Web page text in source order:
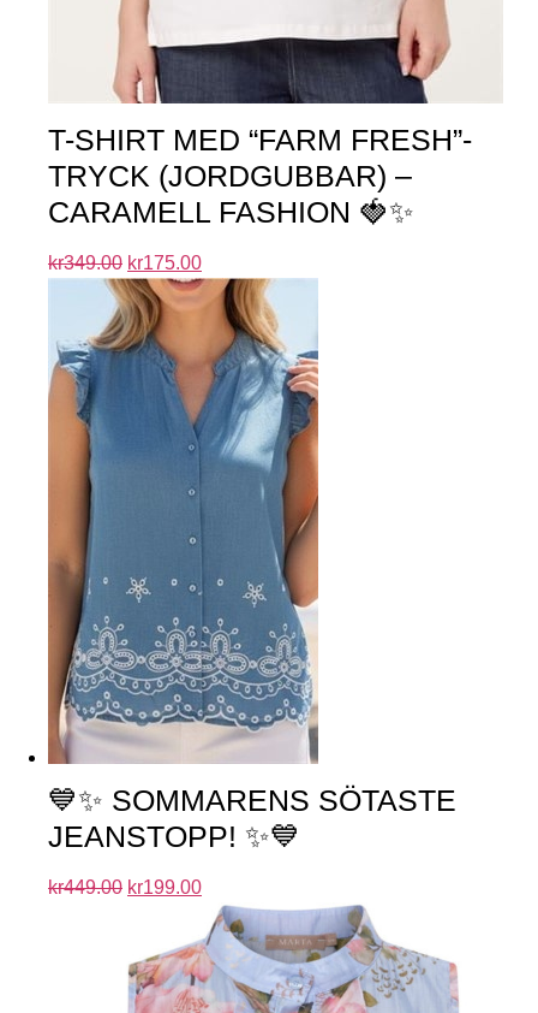
T-SHIRT MED “FARM FRESH”-
TRYCK (JORDGUBBAR) –
CARAMELL FASHION 🍓✨
kr349.00 kr175.00
💙✨ SOMMARENS SÖTASTE
JEANSTOPP! ✨💙
kr449.00 kr199.00